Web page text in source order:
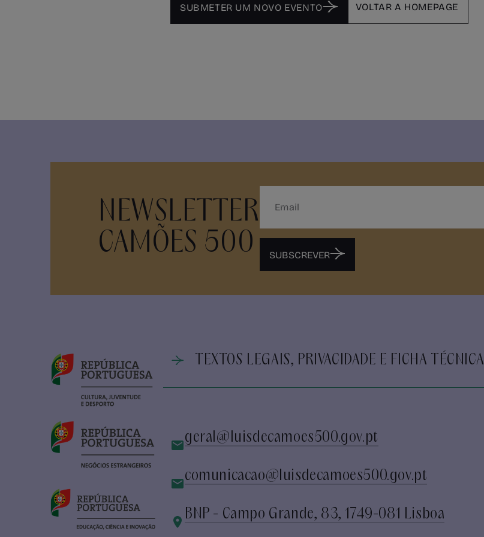
SUBMETER UM NOVO EVENTO VOLTAR A HOMEPAGE
NEWSLETTER
CAMÕES 500
SUBSCREVER
TEXTOS LEGAIS, PRIVACIDADE E FICHA TÉCNICA
geral@luisdecamoes500.gov.pt
comunicacao@luisdecamoes500.gov.pt
BNP - Campo Grande, 83, 1749-081 Lisboa